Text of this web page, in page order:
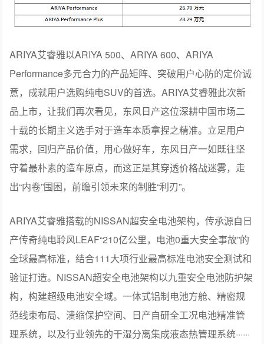
ARIYA艾睿雅以ARIYA 500、ARIYA 600、ARIYA
Performance多元合力的产品矩阵、突破用户心防的定价诚
意，成就用户选购纯电SUV的首选。ARIYA艾睿雅此次新
品上市，让我们再次看见，东风日产这位深耕中国市场二
十载的长期主义选手对于造车本质拿捏之精准。立足用户
需求，回归产品价值，用心做好车，东风日产一如既往坚
守着最朴素的造车原点，而这正是其穿透价格战迷雾，走
出“内卷”围困，前瞻引领未来的制胜“利刃”。
ARIYA艾睿雅搭载的NISSAN超安全电池架构，传承源自日
产传奇纯电聆风LEAF“210亿公里，电池0重大安全事故”的
全球最高标准，结合111大项行业最高标准电池安全测试和
验证打造。NISSAN超安全电池架构以九重安全电池防护架
构，构建超级电池安全域。一体式铝制电池方舱、精密规
范线束布局、溃缩保护空间、日产自研全工况电池精准管
理系统，以及行业领先的干湿分离集成液态热管理系统······